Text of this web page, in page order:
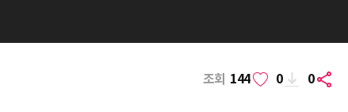
조회 144 0 0